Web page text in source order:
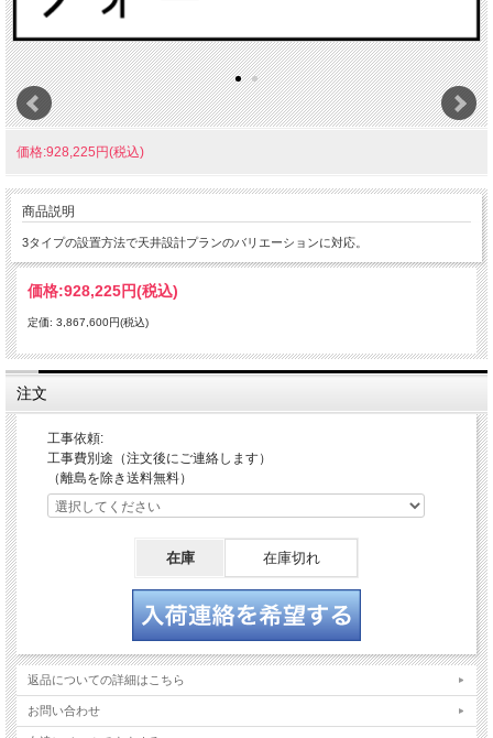
価格:928,225円(税込)
商品説明
3タイプの設置方法で天井設計プランのバリエーションに対応。
価格:928,225円(税込)
定価: 3,867,600円(税込)
注文
工事依頼:
工事費別途（注文後にご連絡します）
（離島を除き送料無料）
在庫 在庫切れ
返品についての詳細はこちら
お問い合わせ